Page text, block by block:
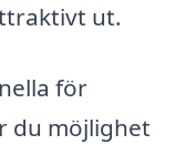
ut.
för
du möjlighet